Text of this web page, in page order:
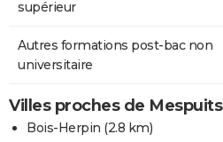
supérieur
Autres formations post-bac non
universitaire
Villes proches de Mespuits
Bois-Herpin (2.8 km)